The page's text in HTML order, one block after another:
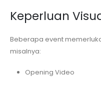
Keperluan
Beberapa event
misalnya:
Opening Video